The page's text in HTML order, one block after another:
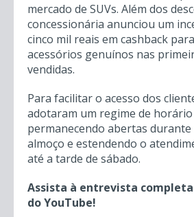
mercado de SUVs. Além dos
concessionária anunciou um
cinco mil reais em cashback
acessórios genuínos nas
vendidas.
Para facilitar o acesso dos
adotaram um regime de
permanecendo abertas
almoço e estendendo o
até a tarde de sábado.
Assista à entrevista completa
do YouTube!